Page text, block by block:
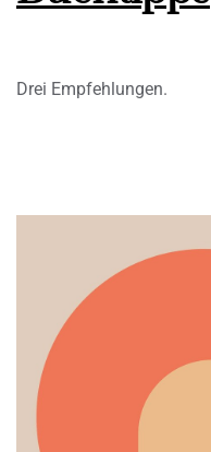
Drei Empfehlungen.